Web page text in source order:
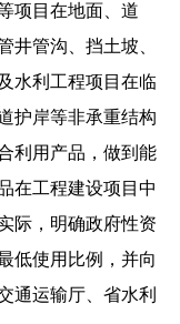
项目在地面、道
井管沟、挡土坡、
水利工程项目在临
护岸等非承重结构
利用产品，做到能
在工程建设项目中
际，明确政府性资
低使用比例，并向
通运输厅、省水利